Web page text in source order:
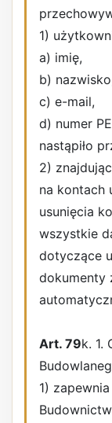
1)
a) imię,
b)
c) e-mail,
d) numer
nastąpiło
2)
na kontach
usunięcia
wszystkie
dotyczące
dokumenty
Art. 79k. 1.
1)